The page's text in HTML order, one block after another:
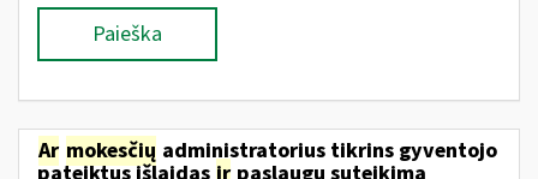
Paieška
Ar mokesčių administratorius tikrins gyventojo
pateiktus išlaidas ir paslaugų suteikimą